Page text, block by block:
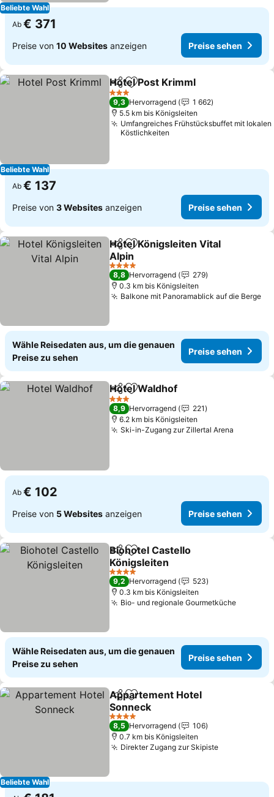
Beliebte Wahl
Ab € 371
Preise von 10 Websites anzeigen Preise sehen
Beliebte Wahl
TeilenZu Favoriten hinzufügen
Hotel Post Krimml
3 Sterne
9,3 Hervorragend
1 662
5.5 km bis Königsleiten
Umfangreiches Frühstücksbuffet mit lokalen
Köstlichkeiten
Ab € 137
Preise von 3 Websites anzeigen Preise sehen
TeilenZu Favoriten hinzufügen
Hotel Königsleiten Vital
Alpin
Preise sehen
4 Sterne
8,8 Hervorragend
279
0.3 km bis Königsleiten
Balkone mit Panoramablick auf die Berge
Wähle Reisedaten aus, um die genauen
Preise zu sehen
Preise sehen
TeilenZu Favoriten hinzufügen
Hotel Waldhof
3 Sterne
8,9 Hervorragend
221
6.2 km bis Königsleiten
Ski-in-Zugang zur Zillertal Arena
Ab € 102
Preise von 5 Websites anzeigen Preise sehen
TeilenZu Favoriten hinzufügen
Biohotel Castello
Königsleiten
Preise sehen
4 Sterne
9,2 Hervorragend
523
0.3 km bis Königsleiten
Bio- und regionale GourmetküchePreise
Wähle Reisedaten aus, um die genauen
Preise zu sehen
Preise sehen
Beliebte Wahl
TeilenZu Favoriten hinzufügen
Appartement Hotel
Sonneck
Preise sehen
4 Sterne
8,5 Hervorragend
106
0.7 km bis Königsleiten
Direkter Zugang zur SkipistePreise